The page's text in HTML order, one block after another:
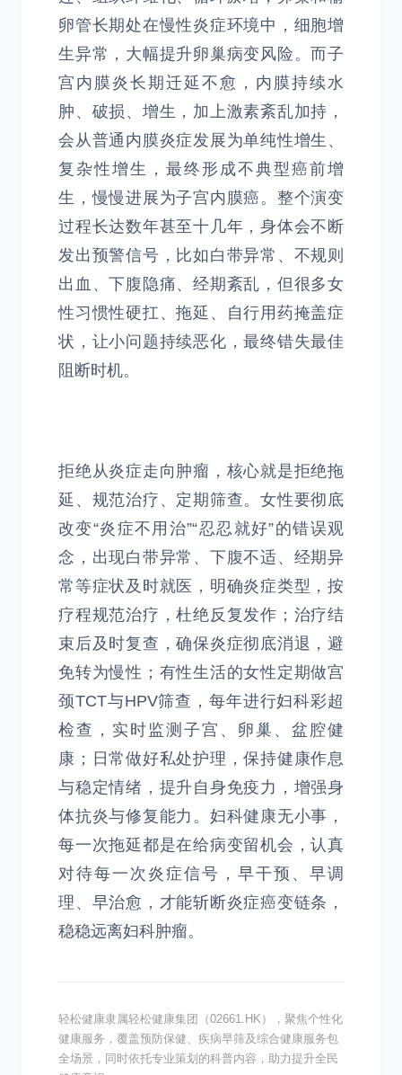
卵管长期处在慢性炎症环境中，细胞增
生异常，大幅提升卵巢病变风险。而子
宫内膜炎长期迁延不愈，内膜持续水
肿、破损、增生，加上激素紊乱加持，
会从普通内膜炎症发展为单纯性增生、
复杂性增生，最终形成不典型癌前增
生，慢慢进展为子宫内膜癌。整个演变
过程长达数年甚至十几年，身体会不断
发出预警信号，比如白带异常、不规则
出血、下腹隐痛、经期紊乱，但很多女
性习惯性硬扛、拖延、自行用药掩盖症
状，让小问题持续恶化，最终错失最佳
阻断时机。
拒绝从炎症走向肿瘤，核心就是拒绝拖
延、规范治疗、定期筛查。女性要彻底
改变“炎症不用治”“忍忍就好”的错误观
念，出现白带异常、下腹不适、经期异
常等症状及时就医，明确炎症类型，按
疗程规范治疗，杜绝反复发作；治疗结
束后及时复查，确保炎症彻底消退，避
免转为慢性；有性生活的女性定期做宫
颈TCT与HPV筛查，每年进行妇科彩超
检查，实时监测子宫、卵巢、盆腔健
康；日常做好私处护理，保持健康作息
与稳定情绪，提升自身免疫力，增强身
体抗炎与修复能力。妇科健康无小事，
每一次拖延都是在给病变留机会，认真
对待每一次炎症信号，早干预、早调
理、早治愈，才能斩断炎症癌变链条，
稳稳远离妇科肿瘤。
轻松健康隶属轻松健康集团（02661.HK），聚焦个性化
健康服务，覆盖预防保健、疾病早筛及综合健康服务包
全场景，同时依托专业策划的科普内容，助力提升全民